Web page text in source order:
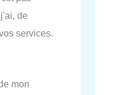
de
services.
mon